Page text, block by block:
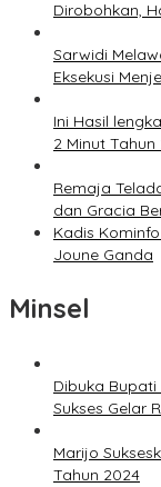
Dirobohkan,
Sarwidi
Eksekusi
Ini Hasil
2 Minut Tahun
Remaja
dan Gracia
Kadis
Joune Ganda
Minsel
Dibuka Bupati
Sukses Gelar
Marijo
Tahun 2024